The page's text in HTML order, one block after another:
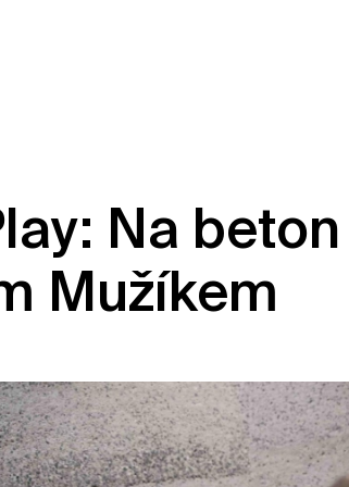
Na beton
Mužíkem